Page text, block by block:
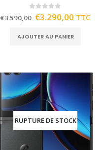
out of 5
€3.590,00 €3.290,00 TTC
AJOUTER AU PANIER
RUPTURE DE STOCK